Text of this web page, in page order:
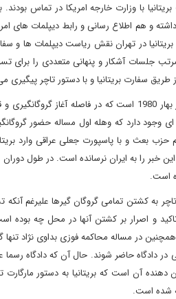
با وزارت خارجه امریکا در تماس
و هم اطلاع رسانی و رابط دیپلمات های
در تهران نقش ریاست دیپلمات ها و
جلسات آشکار و پنهانی متعددی را برای
طریق سفارت بریتانیا و با دستور تاچر پیگیری
مساله دوم بحث اشغال سفارت ایران در لندن در بهار
دارد که وهله اول مساله حضور
حزب بعث و با پاسپورت جعلی عراقی وارد
است.
کشتن تمامی گروگان گیرها علیرغم آنکه
اصرار بر کشتن آنها در محل چه بوده
در مساله محاکمه فوزی بداوی نژاد تنها
در دادگاه حاضر شوند. حال آن که دادگاه
آن است که بریتانیا به دستور
شده است.